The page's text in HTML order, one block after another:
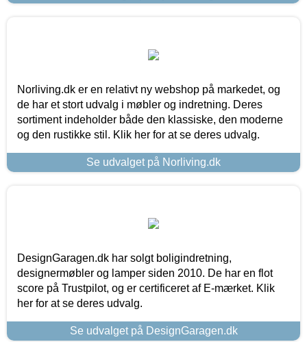
Norliving.dk er en relativt ny webshop på markedet, og
de har et stort udvalg i møbler og indretning. Deres
sortiment indeholder både den klassiske, den moderne
og den rustikke stil. Klik her for at se deres udvalg.
Se udvalget på Norliving.dk
DesignGaragen.dk har solgt boligindretning,
designermøbler og lamper siden 2010. De har en flot
score på Trustpilot, og er certificeret af E-mærket. Klik
her for at se deres udvalg.
Se udvalget på DesignGaragen.dk